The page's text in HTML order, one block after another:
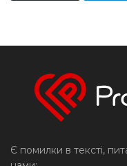
Є помилки в тексті,